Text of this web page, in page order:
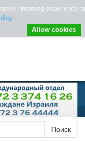
browsing experience
Allow cookies